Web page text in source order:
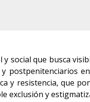
social que busca
postpenitenciarios
y resistencia, que
exclusión y